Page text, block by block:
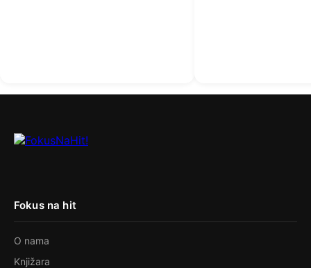
Fokus na hit
O nama
Knjižara